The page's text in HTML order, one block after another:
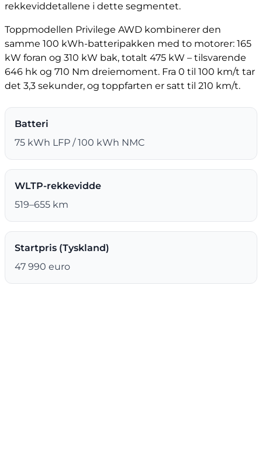
rekkeviddetallene i dette segmentet.
Toppmodellen Privilege AWD kombinerer den
samme 100 kWh-batteripakken med to motorer: 165
kW foran og 310 kW bak, totalt 475 kW – tilsvarende
646 hk og 710 Nm dreiemoment. Fra 0 til 100 km/t tar
det 3,3 sekunder, og toppfarten er satt til 210 km/t.
Batteri
75 kWh LFP / 100 kWh NMC
WLTP-rekkevidde
519–655 km
Startpris (Tyskland)
47 990 euro